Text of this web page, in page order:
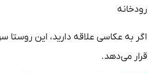
رودخانه
اگر به عکاسی علاقه دارید، این روستا
قرار می‌دهد.